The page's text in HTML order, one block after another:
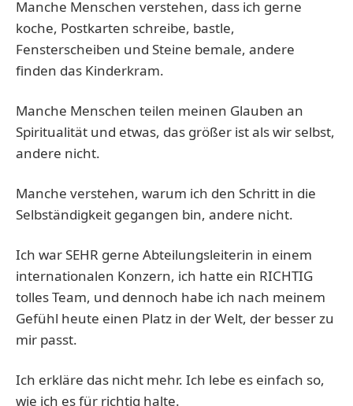
Manche Menschen verstehen, dass ich gerne
koche, Postkarten schreibe, bastle,
Fensterscheiben und Steine bemale, andere
finden das Kinderkram.
Manche Menschen teilen meinen Glauben an
Spiritualität und etwas, das größer ist als wir selbst,
andere nicht.
Manche verstehen, warum ich den Schritt in die
Selbständigkeit gegangen bin, andere nicht.
Ich war SEHR gerne Abteilungsleiterin in einem
internationalen Konzern, ich hatte ein RICHTIG
tolles Team, und dennoch habe ich nach meinem
Gefühl heute einen Platz in der Welt, der besser zu
mir passt.
Ich erkläre das nicht mehr. Ich lebe es einfach so,
wie ich es für richtig halte.